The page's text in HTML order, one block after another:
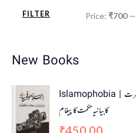
FILTER Price: ₹700—
New Books
Islamophobia | اسلاموفوبیا نفرت
کا بیانیہ حکمت کا پیغام
450.00